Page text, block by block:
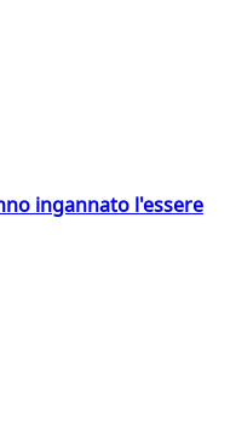
ingannato l'essere